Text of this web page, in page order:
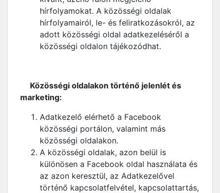
hírfolyamokat. A közösségi oldalak
hírfolyamairól, le- és feliratkozásokról, az
adott közösségi oldal adatkezeléséről a
közösségi oldalon tájékozódhat.
Közösségi oldalakon történő jelenlét és
marketing:
Adatkezelő elérhető a Facebook
közösségi portálon, valamint más
közösségi oldalakon.
A közösségi oldalak, azon belül is
különösen a Facebook oldal használata és
az azon keresztül, az Adatkezelővel
történő kapcsolatfelvétel, kapcsolattartás,